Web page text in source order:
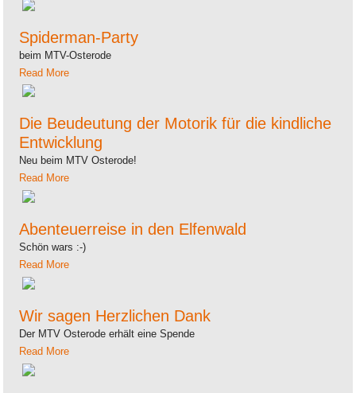
Spiderman-Party
beim MTV-Osterode
Read More
Die Beudeutung der Motorik für die kindliche
Entwicklung
Neu beim MTV Osterode!
Read More
Abenteuerreise in den Elfenwald
Schön wars :-)
Read More
Wir sagen Herzlichen Dank
Der MTV Osterode erhält eine Spende
Read More